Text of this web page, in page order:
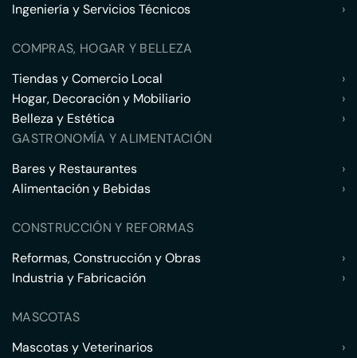
Ingeniería y Servicios Técnicos
›
COMPRAS, HOGAR Y BELLEZA
Tiendas y Comercio Local
›
Hogar, Decoración y Mobiliario
›
Belleza y Estética
›
GASTRONOMÍA Y ALIMENTACIÓN
Bares y Restaurantes
›
Alimentación y Bebidas
›
CONSTRUCCIÓN Y REFORMAS
Reformas, Construcción y Obras
›
Industria y Fabricación
›
MASCOTAS
Mascotas y Veterinarios
›